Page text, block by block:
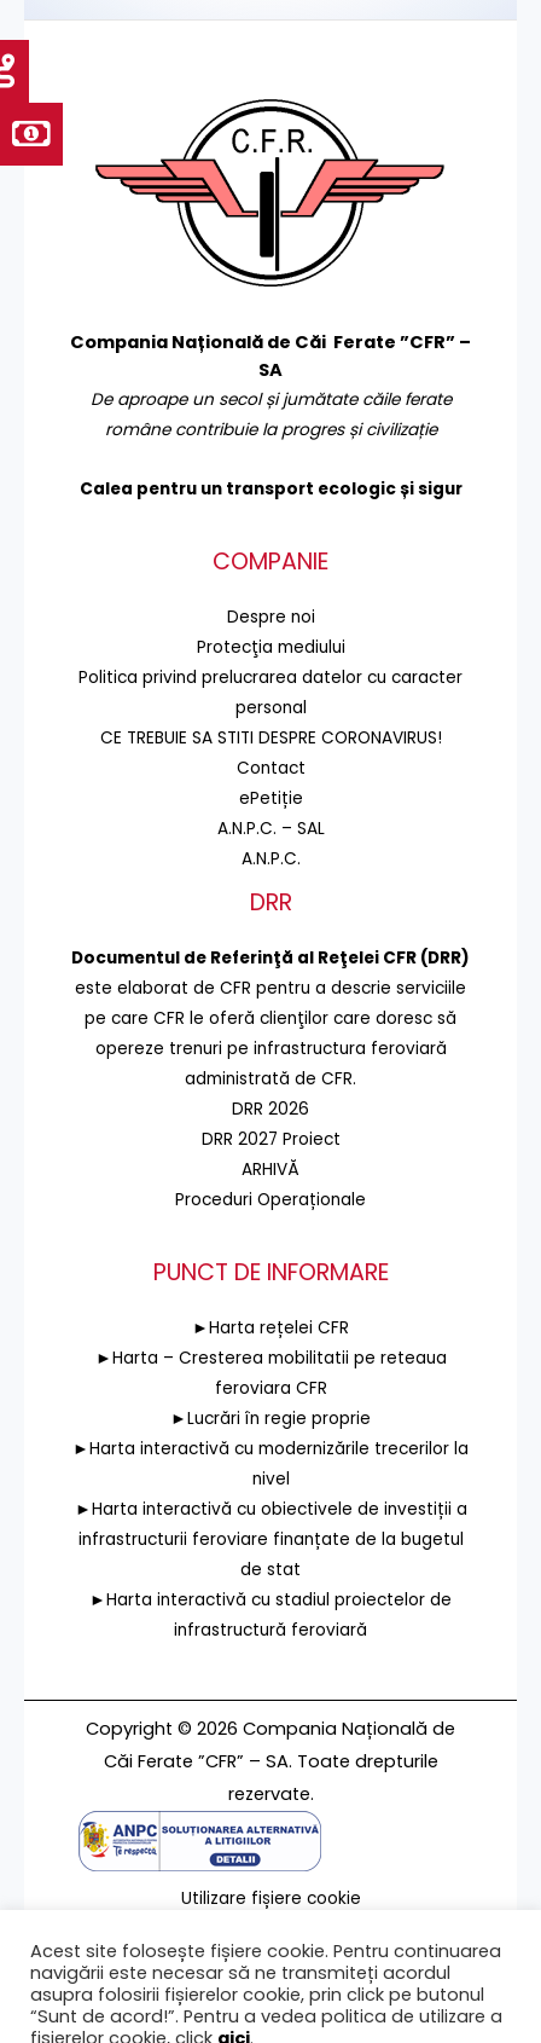
Compania Națională de Căi Ferate ”CFR” –
SA
De aproape un secol și jumătate căile ferate
române contribuie la progres și civilizație
Calea pentru un transport ecologic și sigur
COMPANIE
Despre noi
Protecţia mediului
Politica privind prelucrarea datelor cu caracter
personal
CE TREBUIE SA STITI DESPRE CORONAVIRUS!
Contact
ePetiție
A.N.P.C. – SAL
A.N.P.C.
DRR
Documentul de Referinţă al Reţelei CFR (DRR)
este elaborat de CFR pentru a descrie serviciile
pe care CFR le oferă clienţilor care doresc să
opereze trenuri pe infrastructura feroviară
administrată de CFR.
DRR 2026
DRR 2027 Proiect
ARHIVĂ
Proceduri Operaționale
PUNCT DE INFORMARE
►Harta rețelei CFR
►Harta – Cresterea mobilitatii pe reteaua
feroviara CFR
►Lucrări în regie proprie
►Harta interactivă cu modernizările trecerilor la
nivel
►Harta interactivă cu obiectivele de investiții a
infrastructurii feroviare finanțate de la bugetul
de stat
►Harta interactivă cu stadiul proiectelor de
infrastructură feroviară
Copyright © 2026 Compania Națională de
Căi Ferate ”CFR” – SA. Toate drepturile
rezervate.
Utilizare fișiere cookie
Contact
Acest site folosește fișiere cookie. Pentru continuarea
navigării este necesar să ne transmiteți acordul
asupra folosirii fișierelor cookie, prin click pe butonul
“Sunt de acord!”. Pentru a vedea politica de utilizare a
fișierelor cookie, click aici.